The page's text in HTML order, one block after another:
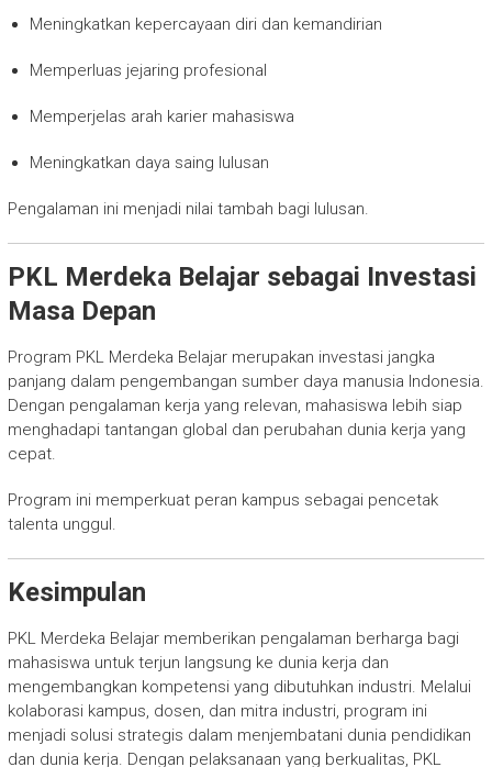
Meningkatkan kepercayaan diri dan kemandirian
Memperluas jejaring profesional
Memperjelas arah karier mahasiswa
Meningkatkan daya saing lulusan
Pengalaman ini menjadi nilai tambah bagi lulusan.
PKL Merdeka Belajar sebagai Investasi
Masa Depan
Program PKL Merdeka Belajar merupakan investasi jangka
panjang dalam pengembangan sumber daya manusia Indonesia.
Dengan pengalaman kerja yang relevan, mahasiswa lebih siap
menghadapi tantangan global dan perubahan dunia kerja yang
cepat.
Program ini memperkuat peran kampus sebagai pencetak
talenta unggul.
Kesimpulan
PKL Merdeka Belajar memberikan pengalaman berharga bagi
mahasiswa untuk terjun langsung ke dunia kerja dan
mengembangkan kompetensi yang dibutuhkan industri. Melalui
kolaborasi kampus, dosen, dan mitra industri, program ini
menjadi solusi strategis dalam menjembatani dunia pendidikan
dan dunia kerja. Dengan pelaksanaan yang berkualitas, PKL